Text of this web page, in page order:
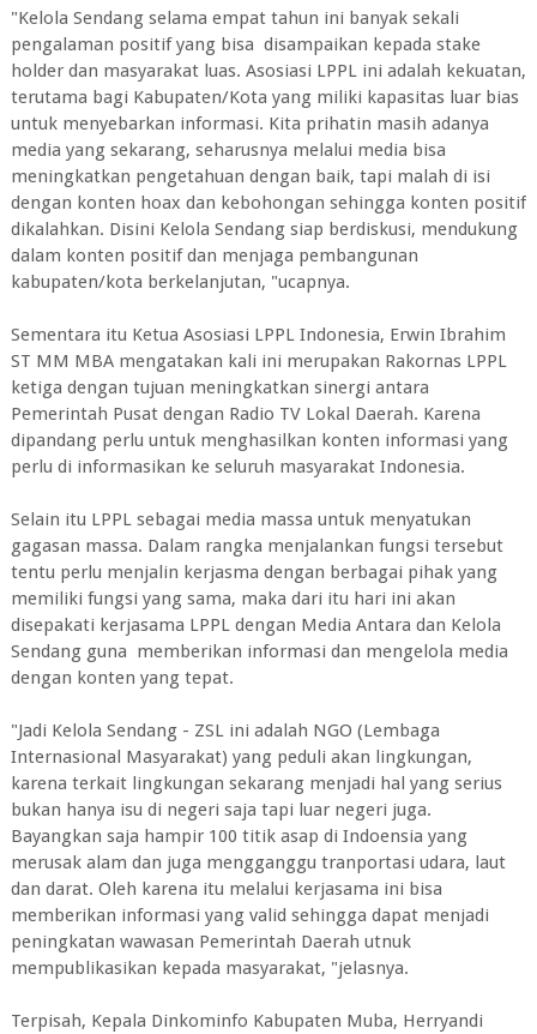
"Kelola Sendang selama empat tahun ini banyak sekali
pengalaman positif yang bisa disampaikan kepada stake
holder dan masyarakat luas. Asosiasi LPPL ini adalah kekuatan,
terutama bagi Kabupaten/Kota yang miliki kapasitas luar bias
untuk menyebarkan informasi. Kita prihatin masih adanya
media yang sekarang, seharusnya melalui media bisa
meningkatkan pengetahuan dengan baik, tapi malah di isi
dengan konten hoax dan kebohongan sehingga konten positif
dikalahkan. Disini Kelola Sendang siap berdiskusi, mendukung
dalam konten positif dan menjaga pembangunan
kabupaten/kota berkelanjutan, "ucapnya.
Sementara itu Ketua Asosiasi LPPL Indonesia, Erwin Ibrahim
ST MM MBA mengatakan kali ini merupakan Rakornas LPPL
ketiga dengan tujuan meningkatkan sinergi antara
Pemerintah Pusat dengan Radio TV Lokal Daerah. Karena
dipandang perlu untuk menghasilkan konten informasi yang
perlu di informasikan ke seluruh masyarakat Indonesia.
Selain itu LPPL sebagai media massa untuk menyatukan
gagasan massa. Dalam rangka menjalankan fungsi tersebut
tentu perlu menjalin kerjasma dengan berbagai pihak yang
memiliki fungsi yang sama, maka dari itu hari ini akan
disepakati kerjasama LPPL dengan Media Antara dan Kelola
Sendang guna memberikan informasi dan mengelola media
dengan konten yang tepat.
"Jadi Kelola Sendang - ZSL ini adalah NGO (Lembaga
Internasional Masyarakat) yang peduli akan lingkungan,
karena terkait lingkungan sekarang menjadi hal yang serius
bukan hanya isu di negeri saja tapi luar negeri juga.
Bayangkan saja hampir 100 titik asap di Indoensia yang
merusak alam dan juga mengganggu tranportasi udara, laut
dan darat. Oleh karena itu melalui kerjasama ini bisa
memberikan informasi yang valid sehingga dapat menjadi
peningkatan wawasan Pemerintah Daerah utnuk
mempublikasikan kepada masyarakat, "jelasnya.
Terpisah, Kepala Dinkominfo Kabupaten Muba, Herryandi